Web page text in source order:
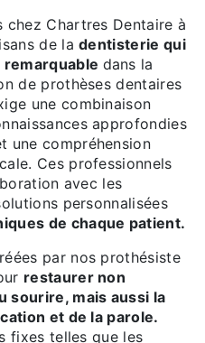
chez Chartres Dentaire à
de ladentisterie qui
dans la
de prothèses dentaires
une combinaison
approfondies
une compréhension
Ces professionnels
avec les
personnalisées
de chaque patient.
par nos prothésiste
restaurer non
sourire, mais aussi la
et de la parole.
fixes telles que les